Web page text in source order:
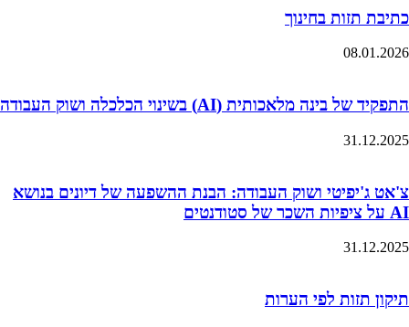
כתיבת תזות בחינוך
08.01.2026
התפקיד של בינה מלאכותית (AI) בשינוי הכלכלה ושוק העבודה
31.12.2025
צ'אט ג'יפיטי ושוק העבודה: הבנת ההשפעה של דיונים בנושא
AI על ציפיות השכר של סטודנטים
31.12.2025
תיקון תזות לפי הערות